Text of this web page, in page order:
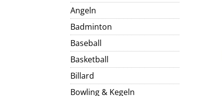
Angeln
Badminton
Baseball
Basketball
Billard
Bowling & Kegeln